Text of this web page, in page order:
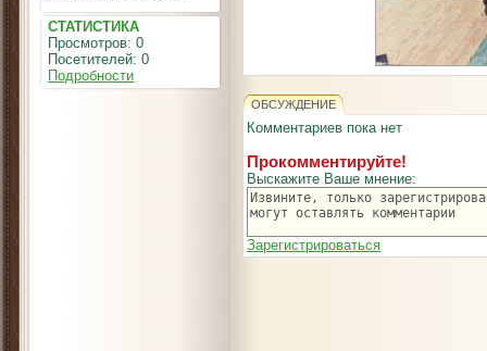
СТАТИСТИКА
Просмотров: 0
Посетителей: 0
Подробности
ОБСУЖДЕНИЕ
Комментариев пока нет
Прокомментируйте!
Выскажите Ваше мнение:
Зарегистрироваться